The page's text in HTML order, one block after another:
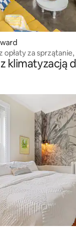
opłaty za
klimatyzacją
z kategorii Wybór